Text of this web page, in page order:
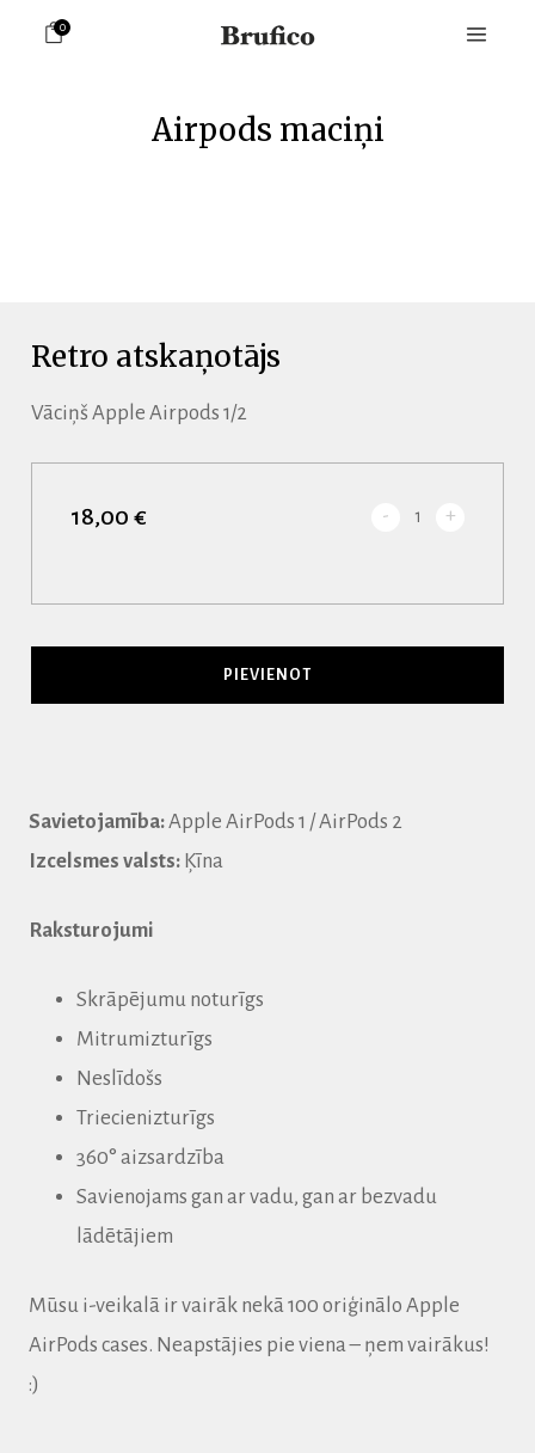
0
Airpods maciņi
Retro atskaņotājs
Vāciņš Apple Airpods 1/2
18,00 € - 1 +
Savietojamība:Apple AirPods 1 / AirPods 2
Izcelsmes valsts: Ķīna
Raksturojumi
Skrāpējumu noturīgs
Mitrumizturīgs
Neslīdošs
Triecienizturīgs
360° aizsardzība
Savienojams gan ar vadu, gan ar bezvadu
lādētājiem
Mūsu i-veikalā ir vairāk nekā 100 oriģinālo Apple
AirPods cases. Neapstājies pie viena – ņem vairākus!
:)